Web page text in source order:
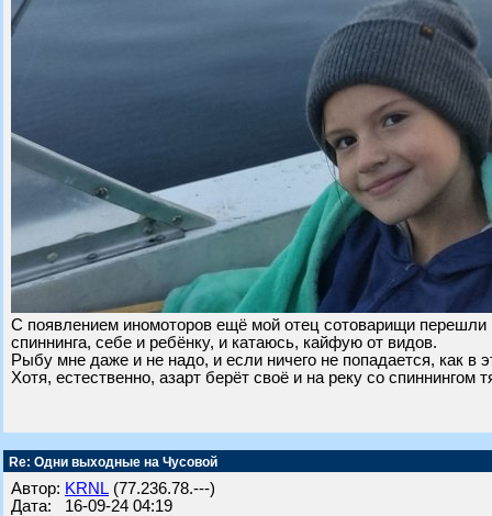
С появлением иномоторов ещё мой отец сотоварищи
спиннинга, себе и ребёнку, и катаюсь, кайфую от видов.
Рыбу мне даже и не надо, и если ничего не попадается, как в
Хотя, естественно, азарт берёт своё и на реку со спиннингом
Re: Одни выходные на Чусовой
Автор: KRNL (77.236.78.---)
Дата: 16-09-24 04:19